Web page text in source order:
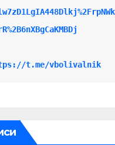
t.me/vbolivalnik